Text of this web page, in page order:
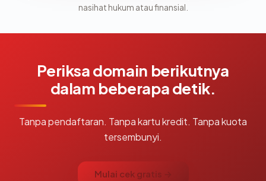
nasihat hukum atau finansial.
Periksa domain berikutnya
dalam beberapa detik.
Tanpa pendaftaran. Tanpa kartu kredit. Tanpa kuota
tersembunyi.
Mulai cek gratis →